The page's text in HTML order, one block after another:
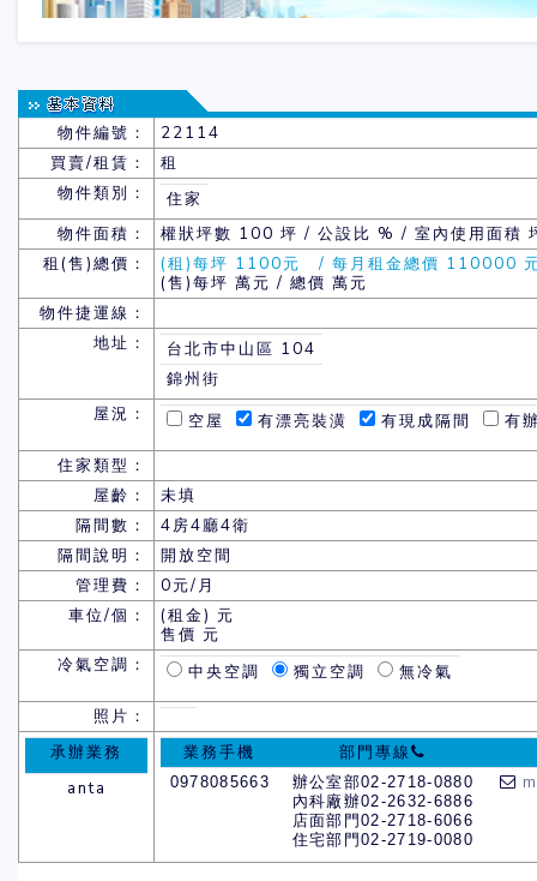
物件編號：
22114
買賣/租賃：
租
物件類別：
住家
物件面積：
權狀坪數 100 坪 / 公設比 % / 室內使用面積
租(售)總價：
(租)每坪 1100元 / 每月租金總價 110000
(售)每坪 萬元 / 總價 萬元
物件捷運線：
地址：
台北市中山區 104
錦州街
屋況：
空屋 有漂亮裝潢 有現成隔間 有
住家類型：
屋齡：
未填
隔間數：
4房4廳4衛
隔間說明：
開放空間
管理費：
0元/月
車位/個：
(租金) 元
售價 元
冷氣空調：
中央空調 獨立空調 無冷氣
照片：
承辦業務
anta
業務手機 部門專線
0978085663
辦公室部02-2718-0880
內科廠辦02-2632-6886
店面部門02-2718-6066
住宅部門02-2719-0080